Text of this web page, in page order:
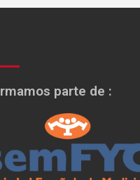
parte de :